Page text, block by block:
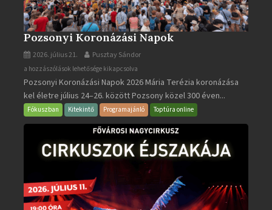
Pozsonyi Koronázási Napok
2026. július 21. Pusztay Sándor
Pozsonyi
Koronázási
Napok
bejegyzéshez
a hozzászólások lehetősége kikapcsolva
Pozsonyi Koronázási Napok 2026 Mária Terézia koronázása
kel életre július 24–26. között Pozsony közel 300 éven...
Fókuszban Kitekintő Programajánló Toptúra online